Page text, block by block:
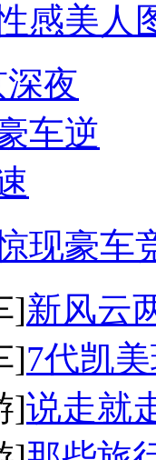
感美人
现豪车
]新风云
]7代凯
]说走就